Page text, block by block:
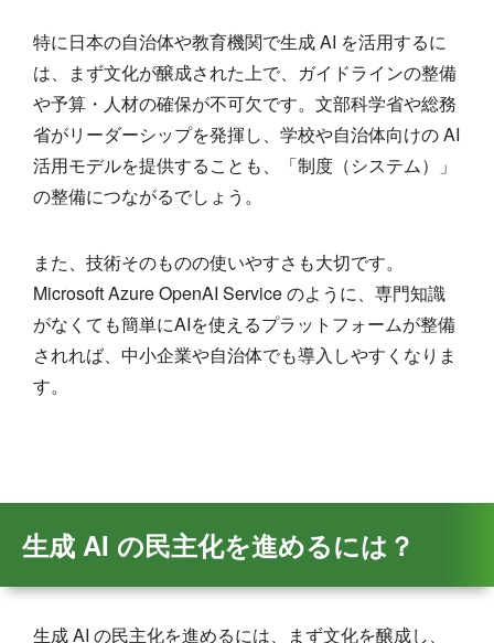
特に日本の自治体や教育機関で生成 AI を活用するに
は、まず文化が醸成された上で、ガイドラインの整備
や予算・人材の確保が不可欠です。文部科学省や総務
省がリーダーシップを発揮し、学校や自治体向けの AI
活用モデルを提供することも、「制度（システム）」
の整備につながるでしょう。
また、技術そのものの使いやすさも大切です。
Microsoft Azure OpenAI Service のように、専門知識
がなくても簡単にAIを使えるプラットフォームが整備
されれば、中小企業や自治体でも導入しやすくなりま
す。
生成 AI の民主化を進めるには？
生成 AI の民主化を進めるには、まず文化を醸成し、